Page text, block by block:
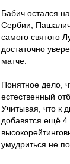
Бабич остался
Сербии,
самого святого
достаточно
матче.
Понятное дело,
естественный
Учитывая, что к
добавятся ещё 4
умудриться не